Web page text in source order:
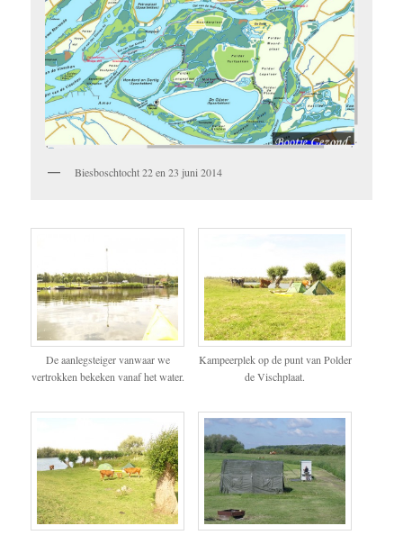
Biesboschtocht 22 en 23 juni 2014
De aanlegsteiger vanwaar we
vertrokken bekeken vanaf het water.
Kampeerplek op de punt van Polder
de Vischplaat.